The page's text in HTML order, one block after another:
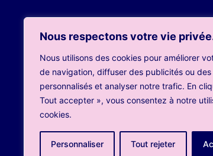
Nous respectons votre vie
Nous utilisons des cookies pour améliorer
de navigation, diffuser des publicités ou
personnalisés et analyser notre trafic. En
Tout accepter », vous consentez à notre
cookies.
Personnaliser Tout rejeter